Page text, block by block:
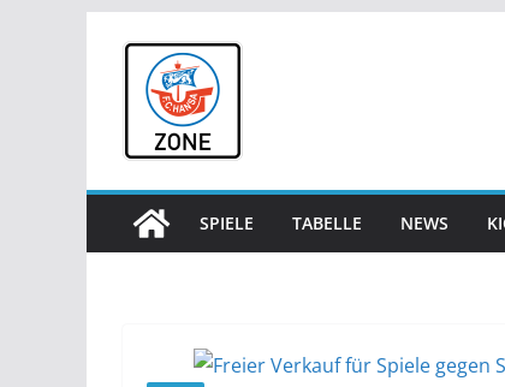
springen
SPIELE TABELLE NEWS